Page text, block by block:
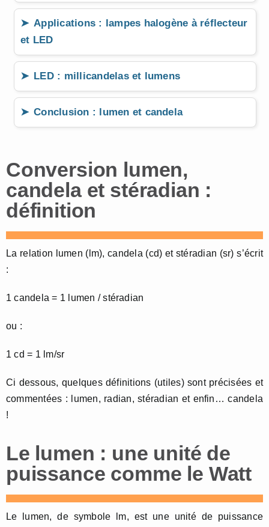
Applications : lampes halogène à réflecteur
et LED
LED : millicandelas et lumens
Conclusion : lumen et candela
Conversion lumen,
candela et stéradian :
définition
La relation lumen (lm), candela (cd) et stéradian (sr) s’écrit
:
1 candela = 1 lumen / stéradian
ou :
1 cd = 1 lm/sr
Ci dessous, quelques définitions (utiles) sont précisées et
commentées : lumen, radian, stéradian et enfin… candela
!
Le lumen : une unité de
puissance comme le Watt
Le lumen, de symbole lm, est une unité de puissance